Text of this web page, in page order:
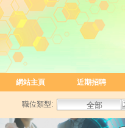
網站主頁 近期招聘
職位類型: